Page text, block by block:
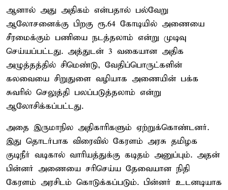
ஆனால் அது அதிகம் என்பதால் பல்வேறு
ஆலோசனைக்கு பிறகு ரூ.64 கோடியில் அணையை
சீரமைக்கும் பணியை நடத்தலாம் என்று முடிவு
செய்யப்பட்டது. அத்துடன் 3 வகையான அதிக
அழுத்தத்தில் சிமெண்டு, வேதிப்பொருட்களின்
கலவையை சிறுதுளை வழியாக அணையின் பக்க
சுவரில் செலுத்தி பலப்படுத்தலாம் என்று
ஆலோசிக்கப்பட்டது.
அதை இருமாநில அதிகாரிகளும் ஏற்றுக்கொண்டனர்.
இது தொடர்பாக விரைவில் கேரளம் அரசு தமிழக
குடிநீர் வடிகால் வாரியத்துக்கு கடிதம் அனுப்பும். அதன்
பின்னர் அணையை சரிசெய்ய தேவையான நிதி
கேரளம் அரசிடம் கொடுக்கப்படும். பின்னர் உடனடியாக